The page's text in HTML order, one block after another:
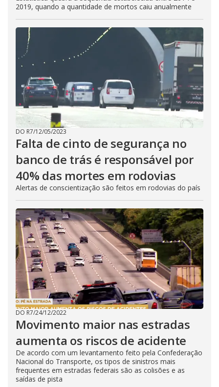
2019, quando a quantidade de mortos caiu anualmente
DO R7/12/05/2023
Falta de cinto de segurança no
banco de trás é responsável por
40% das mortes em rodovias
Alertas de conscientização são feitos em rodovias do país
DO R7/24/12/2022
Movimento maior nas estradas
aumenta os riscos de acidente
De acordo com um levantamento feito pela Confederação
Nacional do Transporte, os tipos de sinistros mais
frequentes em estradas federais são as colisões e as
saídas de pista